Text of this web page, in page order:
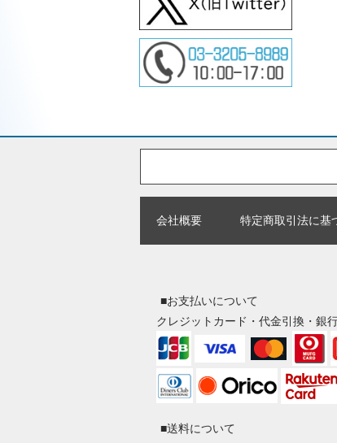
会社概要 特定商取引法に基
■お支払いについて
クレジットカード・代金引換・銀
■送料について